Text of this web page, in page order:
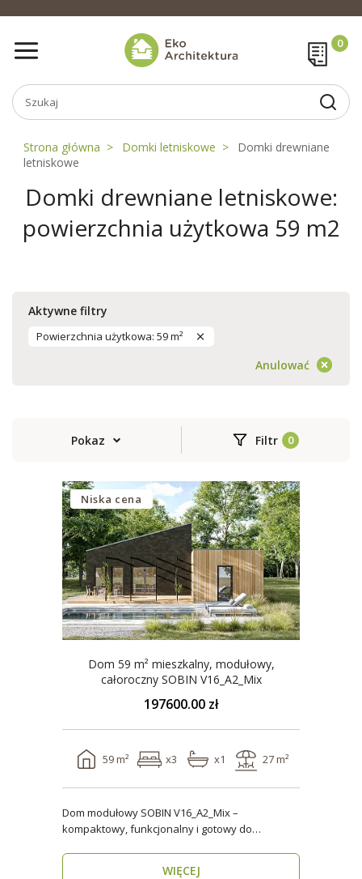
Strona główna Domki letniskowe
Domki drewniane
letniskowe
Domki drewniane letniskowe:
powierzchnia użytkowa 59 m2
Aktywne filtry
Powierzchnia użytkowa: 59 m²
Anulować
Pokaz Filtr
Niska cena
Dom 59 m² mieszkalny, modułowy,
całoroczny SOBIN V16_A2_Mix
197600.00 zł
59 m² x3 x1 27 m²
Dom modułowy SOBIN V16_A2_Mix –
kompaktowy, funkcjonalny i gotowy do
WIĘCEJ